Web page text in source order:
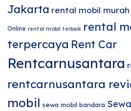
Jakarta rental mobil
Online rental mobil terbaik rental
terpercaya Rent Car
Rentcarnusantara
rentcarnusantara
mobil sewa mobil bandara